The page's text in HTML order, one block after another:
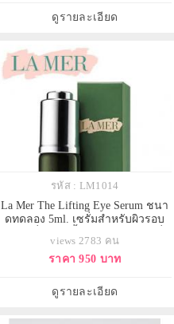
และมอบความชุ่มชื่นสู่ผิวอย่างล้ำลึก
ผิวได้รับการฟื้นบำรุง ช่วยให้สี
ดูรายละเอียด
รหัส : LM1014
La Mer The Lifting Eye Serum ชนา
ดทดลอง 5ml. เซรั่มสำหรับผิวรอบ
มอบความรู้สึกกระชับอย่างรวดเร็ว
เมื่อใช้เป็นประจำ ผิวรอบดวงตาแลดู
โดยรวมได้รับการฟื้นบำรุงให้กลับมา
แลดูดี กระชับ มอ
views 2783 คน
ราคา 950 บาท
ดูรายละเอียด